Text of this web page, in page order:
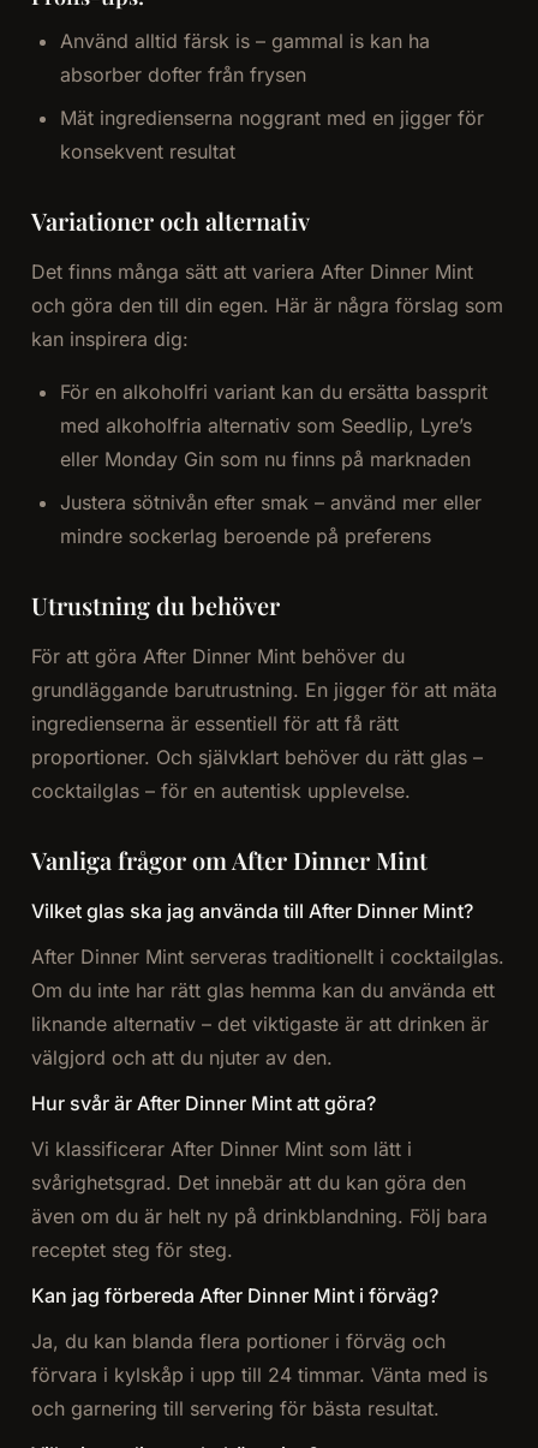
Använd alltid färsk is – gammal is kan ha
absorber dofter från frysen
Mät ingredienserna noggrant med en jigger för
konsekvent resultat
Variationer och alternativ
Det finns många sätt att variera After Dinner Mint
och göra den till din egen. Här är några förslag som
kan inspirera dig:
För en alkoholfri variant kan du ersätta bassprit
med alkoholfria alternativ som Seedlip, Lyre’s
eller Monday Gin som nu finns på marknaden
Justera sötnivån efter smak – använd mer eller
mindre sockerlag beroende på preferens
Utrustning du behöver
För att göra After Dinner Mint behöver du
grundläggande barutrustning. En jigger för att mäta
ingredienserna är essentiell för att få rätt
proportioner. Och självklart behöver du rätt glas –
cocktailglas – för en autentisk upplevelse.
Vanliga frågor om After Dinner Mint
Vilket glas ska jag använda till After Dinner Mint?
After Dinner Mint serveras traditionellt i cocktailglas.
Om du inte har rätt glas hemma kan du använda ett
liknande alternativ – det viktigaste är att drinken är
välgjord och att du njuter av den.
Hur svår är After Dinner Mint att göra?
Vi klassificerar After Dinner Mint som lätt i
svårighetsgrad. Det innebär att du kan göra den
även om du är helt ny på drinkblandning. Följ bara
receptet steg för steg.
Kan jag förbereda After Dinner Mint i förväg?
Ja, du kan blanda flera portioner i förväg och
förvara i kylskåp i upp till 24 timmar. Vänta med is
och garnering till servering för bästa resultat.